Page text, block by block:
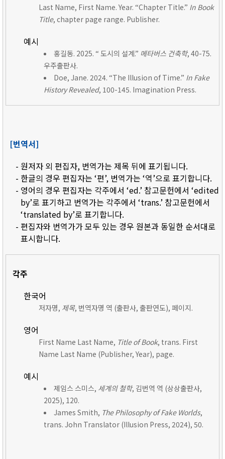
Last Name, First Name. Year. “Chapter Title.” In Book
Title, chapter page range. Publisher.
예시
홍길동. 2025. “ 도시의 설계.” 메타버스 건축학, 40-75.
우주출판사.
Doe, Jane. 2024. “The Illusion of Time.” In Fake
History Revealed, 100-145. Imagination Press.
[번역서]
- 원저자 외 편집자, 번역가는 제목 뒤에 표기됩니다.
- 한글의 경우 편집자는 ‘편’, 번역가는 ‘역’으로 표기합니다.
- 영어의 경우 편집자는 각주에서 ‘ed.’ 참고문헌에서 ‘edited
by’로 표기하고 번역가는 각주에서 ‘trans.’ 참고문헌에서
‘translated by’로 표기합니다.
- 편집자와 번역가가 모두 있는 경우 원본과 동일한 순서대로
표시합니다.
각주
한국어
저자명, 제목, 번역자명 역 (출판사, 출판연도), 페이지.
영어
First Name Last Name, Title of Book, trans. First
Name Last Name (Publisher, Year), page.
예시
제임스 스미스, 세계의 철학, 김번역 역 (상상출판사,
2025), 120.
James Smith, The Philosophy of Fake Worlds,
trans. John Translator (Illusion Press, 2024), 50.